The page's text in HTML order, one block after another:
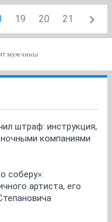
19 20 21
мужчины
штраф: инструкция,
компаниями
соберу»:
артиста, его